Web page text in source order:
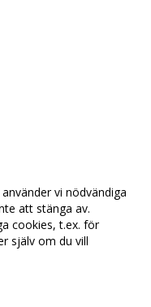
vi nödvändiga
att stänga av.
cookies, t.ex. för
själv om du vill